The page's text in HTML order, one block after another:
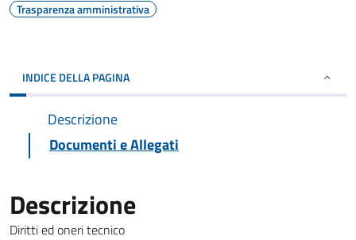
Trasparenza amministrativa
INDICE DELLA PAGINA
Descrizione
Documenti e Allegati
Descrizione
Diritti ed oneri tecnico